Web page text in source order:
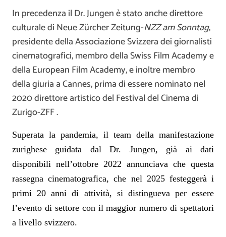
In precedenza il Dr. Jungen è stato anche direttore
culturale di Neue Zürcher Zeitung-NZZ am Sonntag,
presidente della Associazione Svizzera dei giornalisti
cinematografici, membro della Swiss Film Academy e
della European Film Academy, e inoltre membro
della giuria a Cannes, prima di essere nominato nel
2020 direttore artistico del Festival del Cinema di
Zurigo-ZFF .
Superata la pandemia, il team della manifestazione
zurighese guidata dal Dr. Jungen, già ai dati
disponibili nell’ottobre 2022 annunciava che questa
rassegna cinematografica, che nel 2025 festeggerà i
primi 20 anni di attività, si distingueva per essere
l’evento di settore con il maggior numero di spettatori
a livello svizzero.